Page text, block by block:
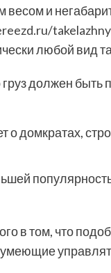
и
любой вид
груз должен
о домкратах,
в том, что